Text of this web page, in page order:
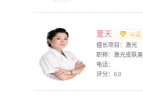
夏天
擅长项目：激光
职称：激光皮肤
电话：
评分：0.0